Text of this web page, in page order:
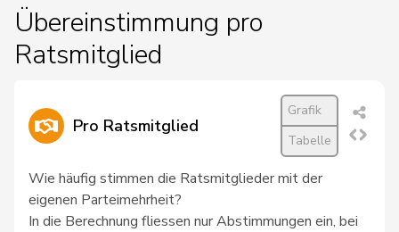
Übereinstimmung pro
Ratsmitglied
Pro Ratsmitglied
Grafik
Tabelle
Wie häufig stimmen die Ratsmitglieder mit der
eigenen Parteimehrheit?
In die Berechnung fliessen nur Abstimmungen ein, bei